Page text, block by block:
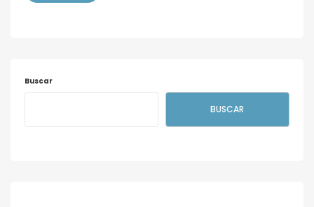
Buscar
BUSCAR